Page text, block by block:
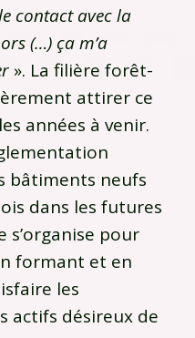
contact avec la
(…) ça m’a
». La filière forêt-
attirer ce
années à venir.
bâtiments neufs
dans les futures
s’organise pour
formant et en
les
actifs désireux de